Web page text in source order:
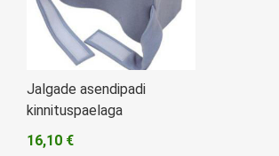
Jalgade asendipadi
kinnituspaelaga
16,10 €